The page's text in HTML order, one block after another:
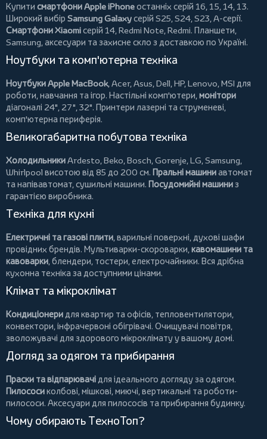
Купити смартфони Apple iPhoneостанніх серій 16, 15, 14, 13.
Широкий вибір Samsung Galaxyсерій S25, S24, S23, A-серії.
Смартфони Xiaomiсерій 14, Redmi Note, Redmi. Планшети,
Samsung, аксесуари тазахисне скло з доставкою по Україні.
Ноутбуки та комп'ютерна техніка
Ноутбуки Apple MacBook,Acer,Asus,Dell,HP,Lenovo,MSI для
роботи, навчання та ігор. Настільні комп'ютери,монітори
діагоналі 24", 27", 32". Принтери лазерні та струменеві,
комп'ютерна периферія.
Великогабаритна побутова техніка
ХолодильникиArdesto,Beko,Bosch,Gorenje,LG,Samsung,
Whirlpool висотою від 85 до 200 см. Пральні машиниавтомат
та напівавтомат,сушильні машини. Посудомийні машиниз
гарантією виробника.
Техніка для кухні
Електричні та газові плити, варильні поверхні, духові шафи
провідних брендів. Мультиварки-скороварки,кавомашини та
кавоварки,блендери, тостери,електрочайники. Вся дрібна
кухонна техніка за доступними цінами.
Клімат та мікроклімат
Кондиціонеридля квартир та офісів, тепловентилятори,
конвектори,інфрачервоні обігрівачі. Очищувачі повітря,
зволожувачі для здорового мікроклімату у вашому домі.
Догляд за одягом та прибирання
Праски та відпарювачідля ідеального догляду за одягом.
Пилососиколбові,мішкові,миючі,вертикальні тароботи-
пилососи. Аксесуари для пилососів та прибирання будинку.
Чому обирають ТехноТоп?